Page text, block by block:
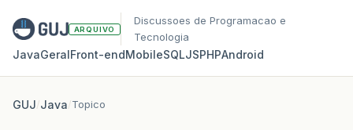
ARQUIVO
Discussoes de Programacao e
Tecnologia
JavaGeralFront‑endMobileSQLJSPHPAndroid
GUJ/Java/Topico